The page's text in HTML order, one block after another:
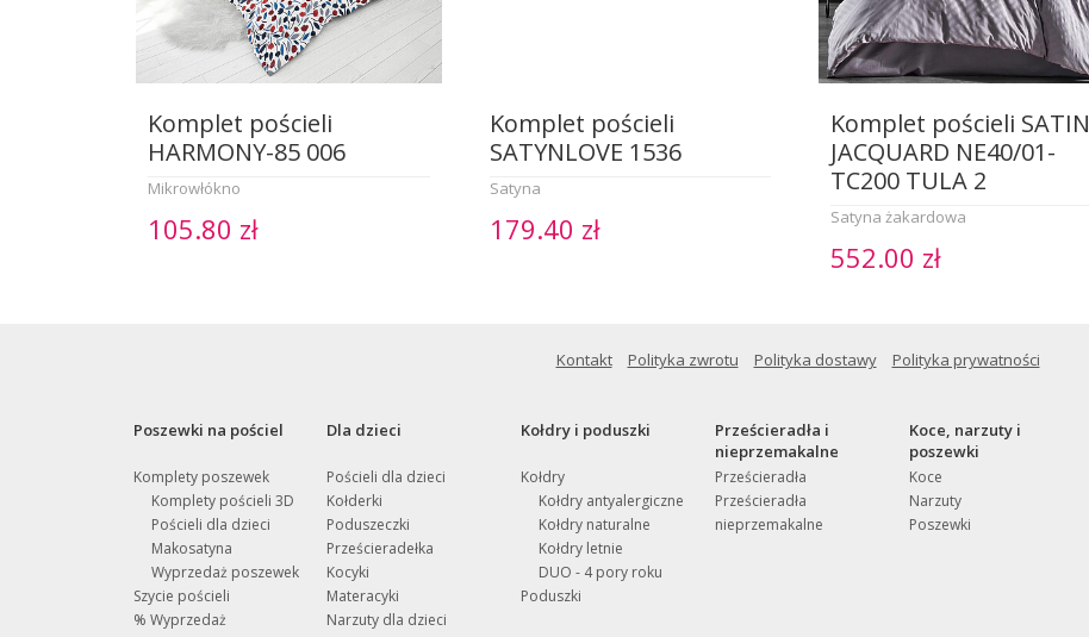
Komplet pościeli
HARMONY-85 006
Mikrowłókno
105.80 zł
Komplet pościeli
SATYNLOVE 1536
Satyna
179.40 zł
Komplet pościeli SATIN
JACQUARD NE40/01-
TC200 TULA 2
Satyna żakardowa
552.00 zł
Kontakt Polityka zwrotu Polityka dostawy Polityka prywatności
Poszewki na pościel
Komplety poszewek
Komplety pościeli 3D
Pościeli dla dzieci
Makosatyna
Wyprzedaż poszewek
Szycie pościeli
% Wyprzedaż
Dla dzieci
Pościeli dla dzieci
Kołderki
Poduszeczki
Prześcieradełka
Kocyki
Materacyki
Narzuty dla dzieci
Kołdry i poduszki
Kołdry
Kołdry antyalergiczne
Kołdry naturalne
Kołdry letnie
DUO - 4 pory roku
Poduszki
Prześcieradła i
nieprzemakalne
Prześcieradła
Prześcieradła
nieprzemakalne
Koce, narzuty i
poszewki
Koce
Narzuty
Poszewki